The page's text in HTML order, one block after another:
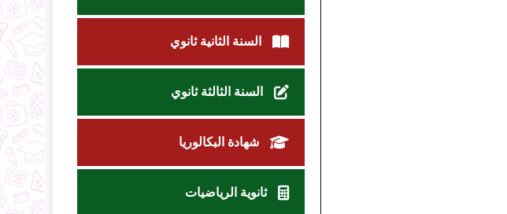
السنة الثانية ثانوي
السنة الثالثة ثانوي
شهادة البكالوريا
ثانوية الرياضيات